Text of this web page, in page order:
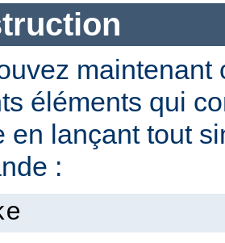
maintenant
éléments qui
en lançant tout
: